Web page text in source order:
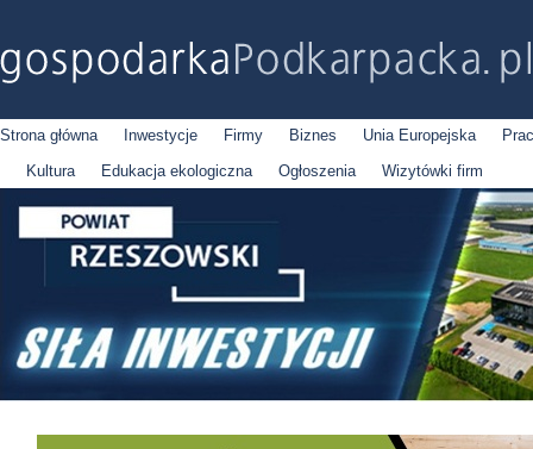
Strona główna Inwestycje Firmy Biznes Unia Europejska
Kultura
Edukacja ekologiczna Ogłoszenia Wizytówki firm